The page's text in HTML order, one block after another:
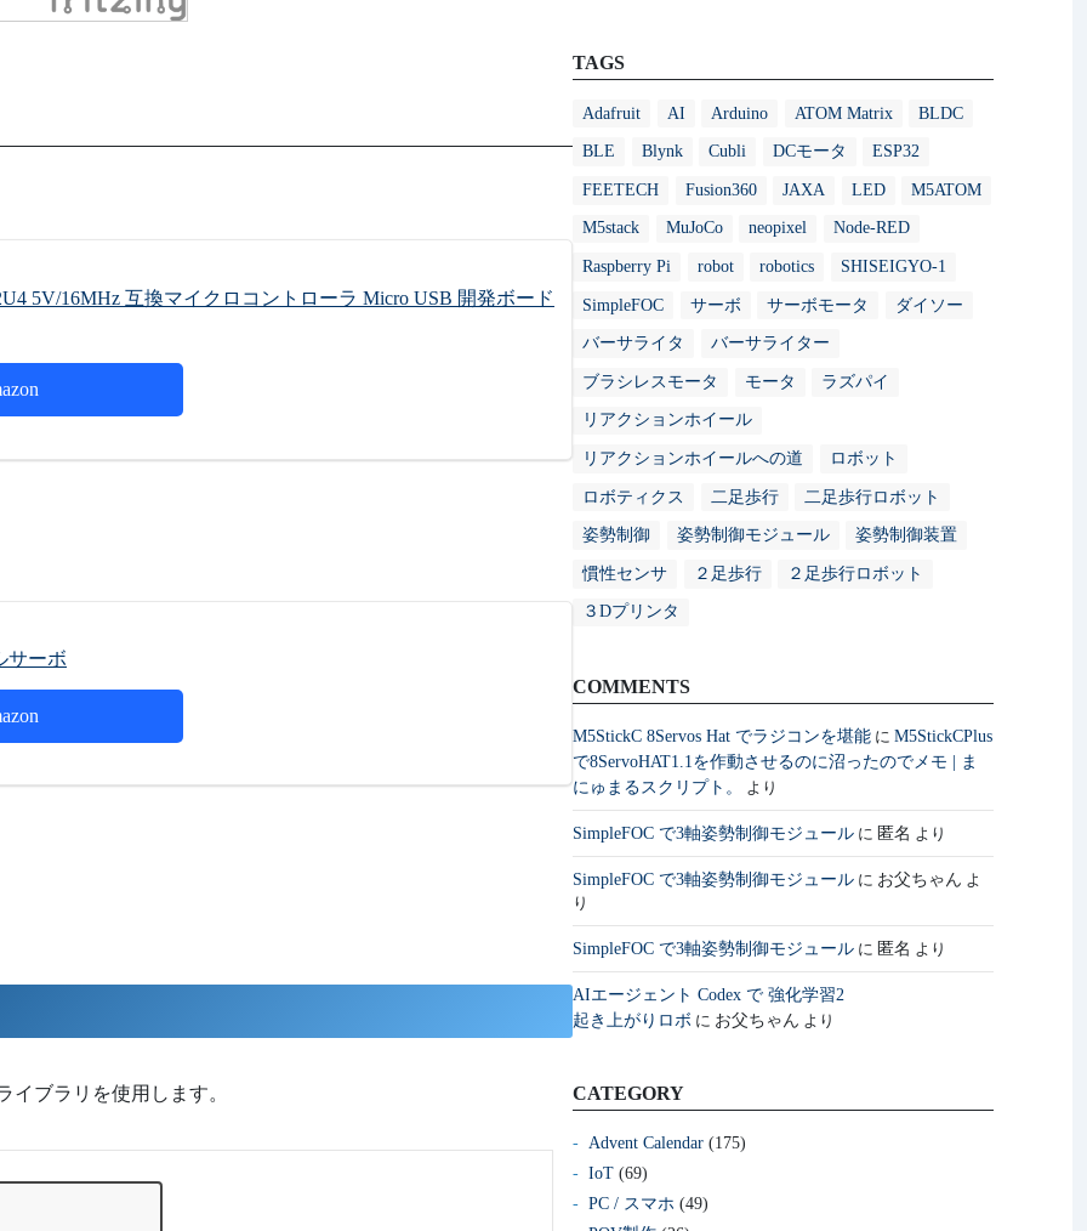
5V/16MHz 互換マイクロコントローラ Micro USB 開発ボード
サーボ
イブラリを使用します。
TAGS
Adafruit AI Arduino ATOM Matrix BLDC
BLE Blynk Cubli DCモータ ESP32
FEETECH Fusion360 JAXA LED M5ATOM
M5stack MuJoCo neopixel Node-RED
Raspberry Pi robot robotics SHISEIGYO-1
SimpleFOC サーボ サーボモータ ダイソー
バーサライタ バーサライター
ブラシレスモータ モータ ラズパイ
リアクションホイール
リアクションホイールへの道 ロボット
ロボティクス 二足歩行 二足歩行ロボット
姿勢制御 姿勢制御モジュール 姿勢制御装置
慣性センサ ２足歩行 ２足歩行ロボット
３Dプリンタ
COMMENTS
M5StickC 8Servos Hat でラジコンを堪能 に M5StickCPlus
で8ServoHAT1.1を作動させるのに沼ったのでメモ | ま
にゅまるスクリプト。
より
SimpleFOC で3軸姿勢制御モジュール に 匿名 より
SimpleFOC で3軸姿勢制御モジュール に お父ちゃん よ
り
SimpleFOC で3軸姿勢制御モジュール に 匿名 より
AIエージェント Codex で 強化学習2
起き上がりロボ に お父ちゃん より
CATEGORY
Advent Calendar (175)
IoT (69)
PC / スマホ (49)